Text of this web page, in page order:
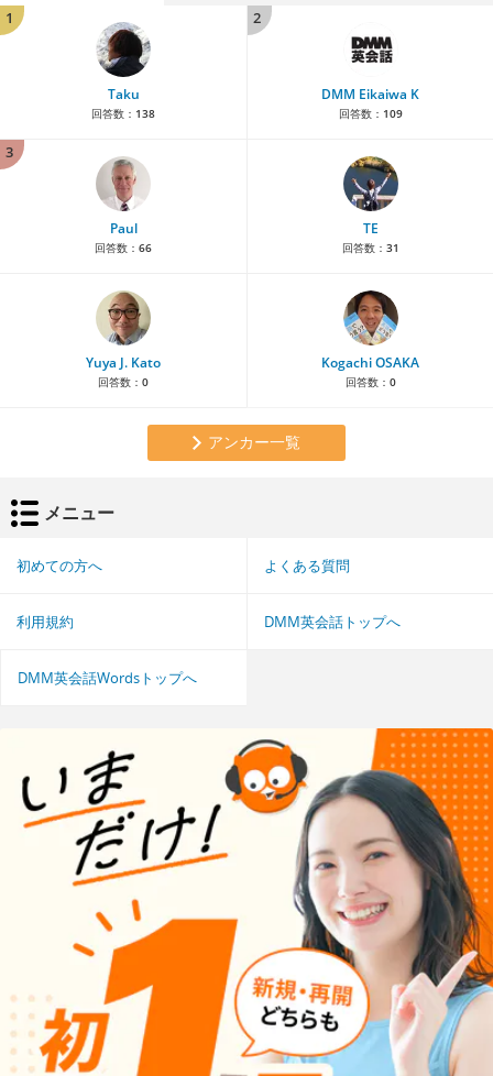
1
Taku
回答数： 138
2
DMM Eikaiwa K
回答数： 109
3
Paul
回答数： 66
TE
回答数： 31
Yuya J. Kato
回答数： 0
Kogachi OSAKA
回答数： 0
アンカー一覧
メニュー
初めての方へ よくある質問
利用規約 DMM英会話トップへ
DMM英会話Wordsトップへ